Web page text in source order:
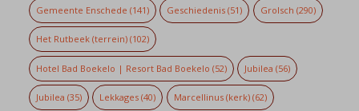
Gemeente Enschede (141) Geschiedenis (51) Grolsch (290)
Het Rutbeek (terrein)(102)
Hotel Bad Boekelo | Resort Bad Boekelo (52) Jubilea (56)
Jubilea (35) Lekkages (40) Marcellinus (kerk)(62)